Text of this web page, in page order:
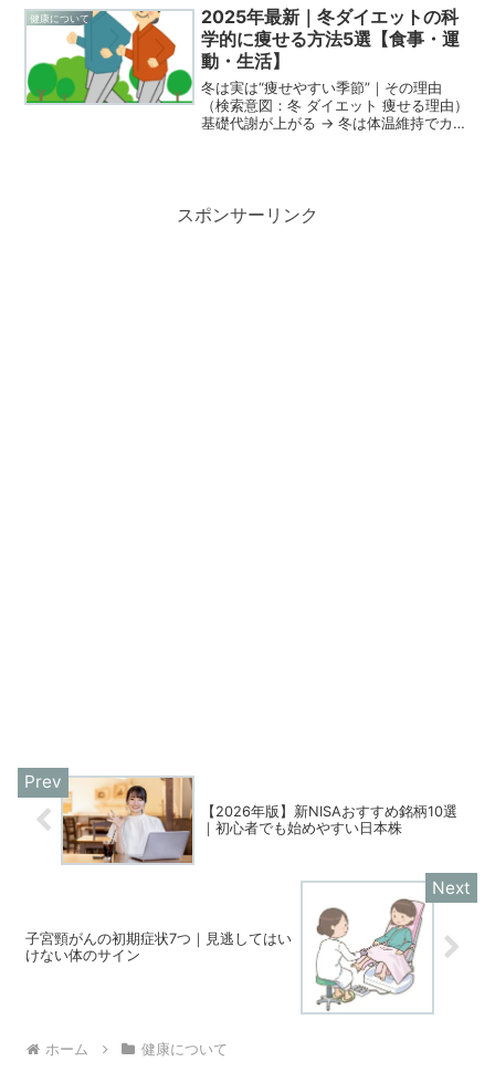
り亡くなっています。本当に悲しいで
す。明日がどうなるかわかり...
健康について
2025年最新｜冬ダイエットの科
学的に痩せる方法5選【食事・運
動・生活】
冬は実は“痩せやすい季節”｜その理由
（検索意図：冬 ダイエット 痩せる理由）
基礎代謝が上がる → 冬は体温維持でカロ
スポンサーリンク
【2026年版】新NISAおすすめ銘柄10選
｜初心者でも始めやすい日本株
子宮頸がんの初期症状7つ｜見逃してはい
けない体のサイン
ホーム 健康について